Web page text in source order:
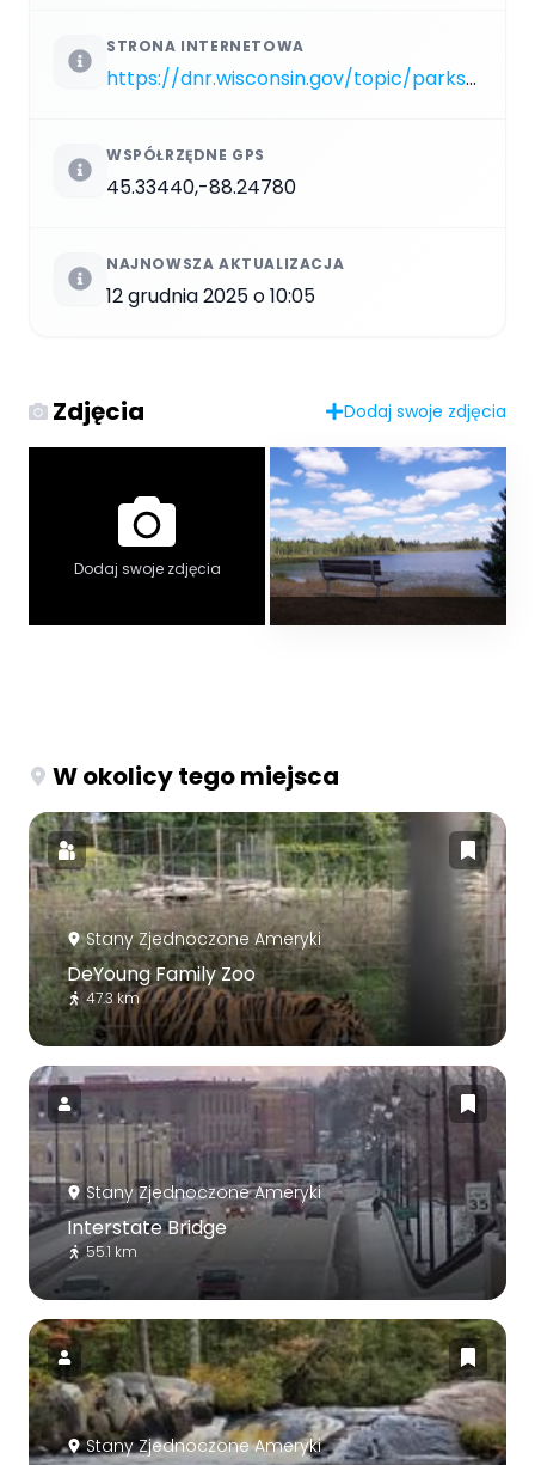
STRONA INTERNETOWA
https://dnr.wisconsin.gov/topic/parks/govthompson
WSPÓŁRZĘDNE GPS
45.33440,-88.24780
NAJNOWSZA AKTUALIZACJA
12 grudnia 2025 o 10:05
Zdjęcia Dodaj swoje zdjęcia
Dodaj swoje zdjęcia
W okolicy tego miejsca
Stany Zjednoczone Ameryki
DeYoung Family Zoo
47.3 km
Stany Zjednoczone Ameryki
Interstate Bridge
55.1 km
Stany Zjednoczone Ameryki